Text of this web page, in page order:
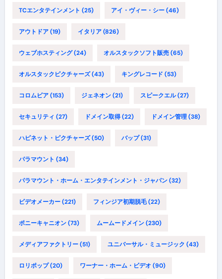
TCエンタテインメント (25) アイ・ヴィー・シー(46)
アウトドア(19) イタリア(826)
ウェブホスティング(24) オルスタックソフト販売(65)
オルスタックピクチャーズ(43) キングレコード (53)
コロムビア(153) ジェネオン(21) スピークエル(27)
セキュリティ (27) ドメイン取得(22) ドメイン管理(38)
ハピネット・ピクチャーズ(50) バップ(31)
パラマウント (34)
パラマウント・ホーム・エンタテインメント・ジャパン(32)
ビデオメーカー(221) フィンジア初期脱毛(22)
ポニーキャニオン(73) ムームードメイン(230)
メディアファクトリー(51) ユニバーサル・ミュージック (43)
ロリポップ(20) ワーナー・ホーム・ビデオ (90)